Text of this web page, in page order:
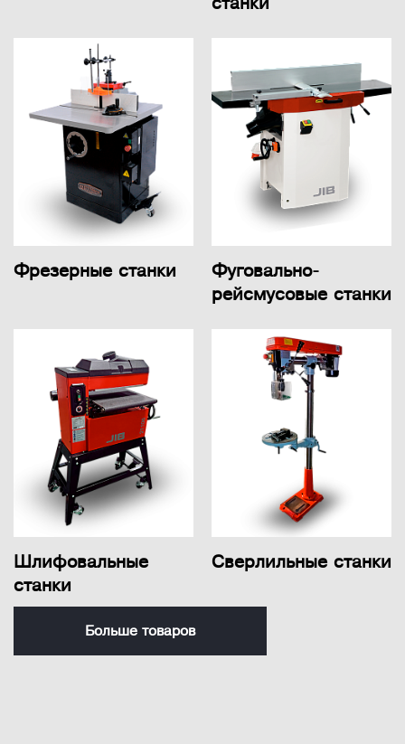
Фрезерные станки
Фуговально-
рейсмусовые станки
Шлифовальные
станки
Сверлильные станки
Больше товаров